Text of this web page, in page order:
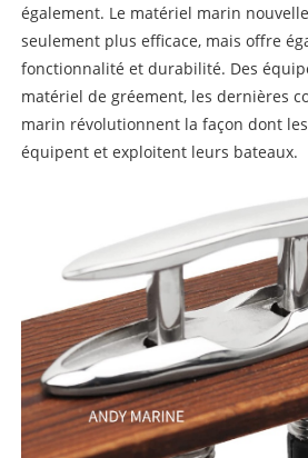
également. Le matériel marin
seulement plus efficace, mais offre
fonctionnalité et durabilité. Des
matériel de gréement, les dernières
marin révolutionnent la façon dont
équipent et exploitent leurs bateaux.